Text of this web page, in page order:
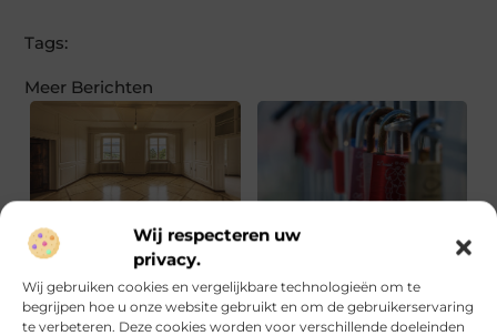
Wij respecteren uw
privacy.
Wij gebruiken cookies en vergelijkbare technologieën om te
begrijpen hoe u onze website gebruikt en om de gebruikerservaring
te verbeteren. Deze cookies worden voor verschillende doeleinden
Tags:
Meer Berichten
woning, slim of niet
juiste slotenmaker